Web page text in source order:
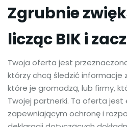
Zgrubnie
licząc BIK i
Twoja oferta jest
którzy chcą śledzić informacje
które je gromadzą, lub firmy,
Twojej partnerki. Ta oferta
zapewniającym ochronę i